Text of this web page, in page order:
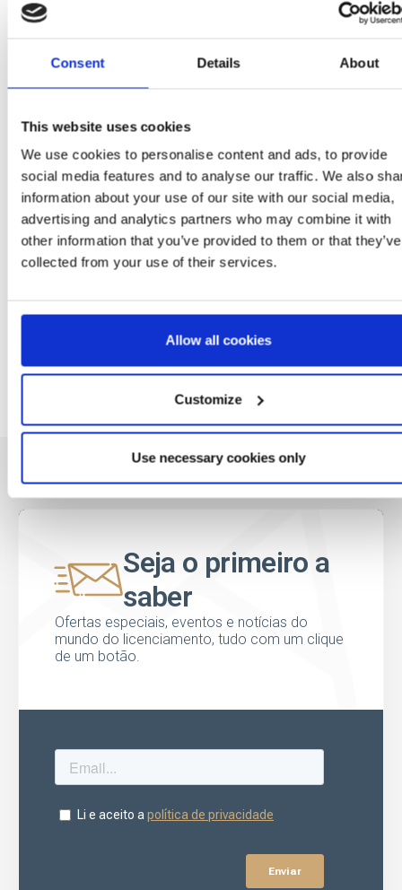
Consent Details About
This website uses cookies
We use cookies to personalise content and ads, to provide
social media features and to analyse our traffic. We also
information about your use of our site with our social media,
advertising and analytics partners who may combine it with
other information that you’ve provided to them or that they’ve
collected from your use of their services.
Allow all cookies
Customize
Use necessary cookies only
4 PEÇAS
2900002973
MOCHILA CRECHE
HELLO KITTY
Ref: 2100005845 Ref: 2300006982
Seja o primeiro a
saber
Ofertas especiais, eventos e notícias do
mundo do licenciamento, tudo com um clique
de um botão.